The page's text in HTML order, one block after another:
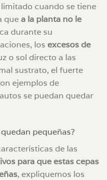
cuando se tiene
quea la planta no le
durante su
los excesos de
o sol directo a las
sustrato, el fuerte
ejemplos de
se puedan quedar
pequeñas?
de las
para que estas cepas
, expliquemos los